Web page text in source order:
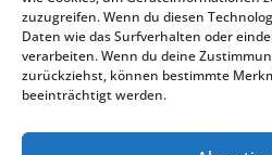
zuzugreifen. Wenn du diesen
Daten wie das Surfverhalten oder
verarbeiten. Wenn du deine
zurückziehst, können bestimmte
beeinträchtigt werden.
Baumkontrolle in Jever
Baumkontrolle in Jork
Baumkontrolle in Kirchlinteln